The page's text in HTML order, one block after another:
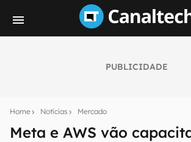
PUBLICIDADE
Home Notícias Mercado
Meta e AWS vão
notícias e reviews sobre tecnologia
mão.